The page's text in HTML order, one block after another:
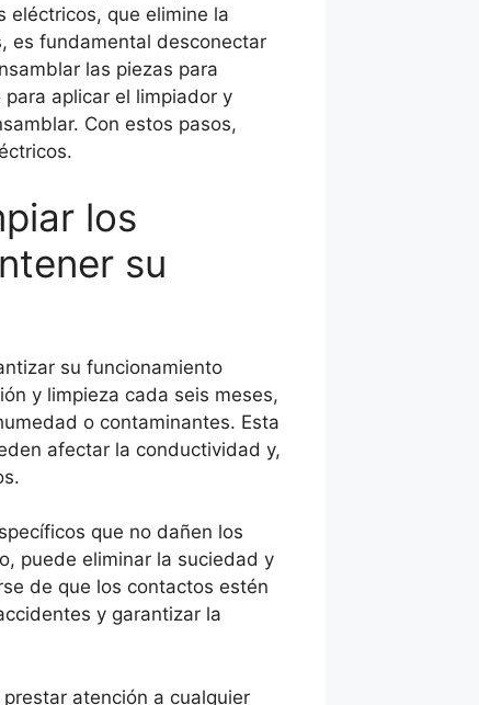
eléctricos, que elimine la
es fundamental desconectar
las piezas para
aplicar el limpiador y
Con estos pasos,
los
su
su funcionamiento
y limpieza cada seis meses,
o contaminantes. Esta
afectar la conductividad y,
que no dañen los
puede eliminar la suciedad y
de que los contactos estén
y garantizar la
atención a cualquier